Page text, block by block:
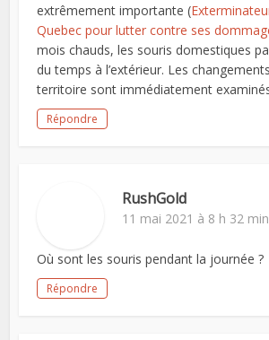
extrêmement importante (
Quebec pour lutter contre ses
mois chauds, les souris domestiques
du temps à l’extérieur. Les
territoire sont immédiatement
Répondre
RushGold
11 mai 2021 à 8 h 32 min
Où sont les souris pendant la journée ?
Répondre